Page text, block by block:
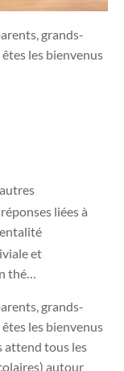
grands-
les bienvenus
liées à
et
thé…
grands-
les bienvenus
attend tous les
autour